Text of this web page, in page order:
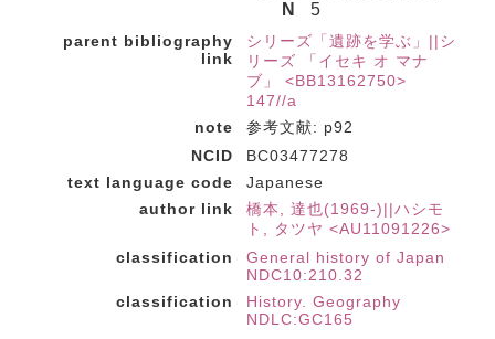
N
5
parent bibliography
link
シリーズ「遺跡を学ぶ」||シ
リーズ 「イセキ オ マナ
ブ」 <BB13162750>
147//a
note
参考文献: p92
NCID
BC03477278
text language code
Japanese
author link
橋本, 達也(1969-)||ハシモ
ト, タツヤ <AU11091226>
classification
General history of Japan
NDC10:210.32
classification
History. Geography
NDLC:GC165